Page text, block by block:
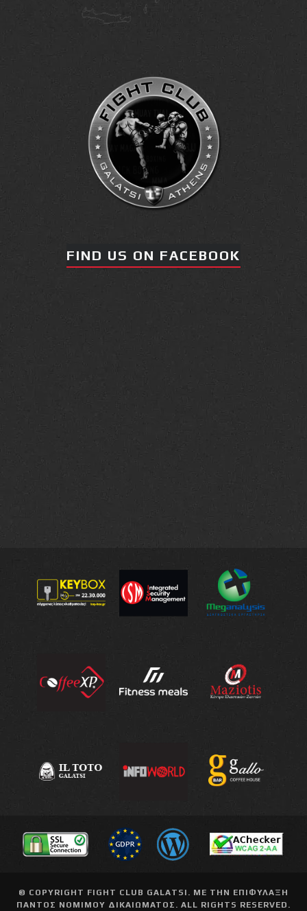
FIND US ON FACEBOOK
© COPYRIGHT FIGHT CLUB GALATSI . ΜΕ ΤΗΝ ΕΠΙΦΥΛΑΞΗ
ΠΑΝΤΟΣ ΝΟΜΙΜΟΥ ΔΙΚΑΙΩΜΑΤΟΣ. ALL RIGHTS RESERVED.